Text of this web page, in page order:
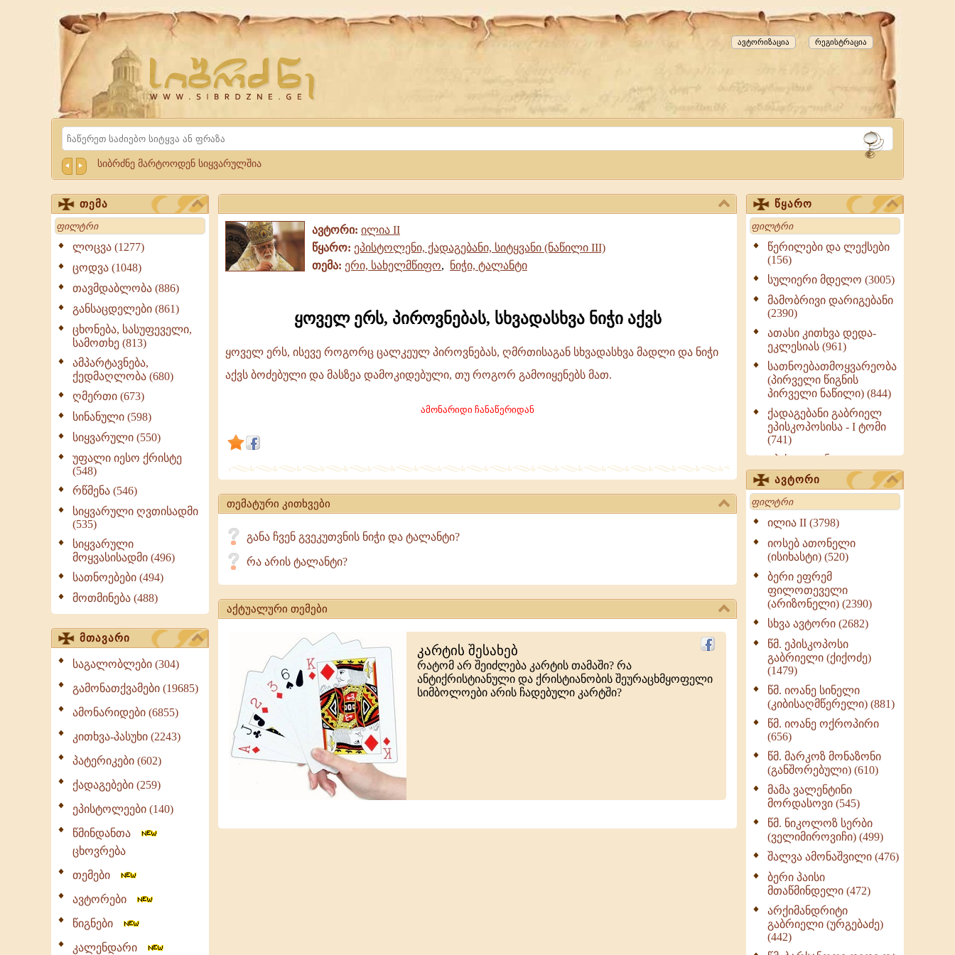
Website
Sibrdzne.ge
რეგისტრაცია
ავტორიზაცია
Search
სიბრძნე მარტოოდენ სიყვარულშია
თემა
Search
ლოცვა (1277)
ცოდვა (1048)
თავმდაბლობა (886)
განსაცდელები (861)
ცხონება, სასუფეველი,
სამოთხე (813)
ამპარტავნება,
ქედმაღლობა (680)
ღმერთი (673)
სინანული (598)
სიყვარული (550)
უფალი იესო ქრისტე
(548)
რწმენა (546)
სიყვარული ღვთისადმი
(535)
სიყვარული
მოყვასისადმი (496)
სათნოებები (494)
მოთმინება (488)
მთავარი
საგალობლები (304)
გამონათქვამები (19685)
ამონარიდები (6855)
კითხვა-პასუხი (2243)
პატერიკები (602)
ქადაგებები (259)
ეპისტოლეები (140)
წმინდანთა
ცხოვრება
თემები
ავტორები
წიგნები
კალენდარი
ავტორი: ილია II
წყარო: ეპისტოლენი, ქადაგებანი, სიტყვანი (ნაწილი III)
თემა: ერი, სახელმწიფო, ნიჭი, ტალანტი
ყოველ ერს, პიროვნებას, სხვადასხვა ნიჭი აქვს
სხვადასხვა
ნიჭი
აქვს
ყოველ ერს, ისევე როგორც ცალკეულ პიროვნებას, ღმრთისაგან სხვადასხვა მადლი და ნიჭი
აქვს ბოძებული და მასზეა დამოკიდებული, თუ როგორ გამოიყენებს მათ.
ამონარიდი ჩანაწერიდან
თემატური კითხვები
განა ჩვენ გვეკუთვნის ნიჭი და ტალანტი?
რა არის ტალანტი?
აქტუალური თემები
კარტის შესახებ
რატომ არ შეიძლება კარტის თამაში? რა
ანტიქრისტიანული და ქრისტიანობის შეურაცხმყოფელი
სიმბოლოები არის ჩადებული კარტში?
წყარო
Search
წერილები და ლექსები
(156)
სულიერი მდელო (3005)
მამობრივი დარიგებანი
(2390)
ათასი კითხვა დედა-
ეკლესიას (961)
სათნოებათმოყვარეობა
(პირველი წიგნის
პირველი ნაწილი) (844)
ქადაგებანი გაბრიელ
ეპისკოპოსისა - I ტომი
(741)
ეპისტოლენი,
ქადაგებანი, სიტყვანი
(ნაწილი III) (723)
მოძღვრის ძალზე
სასარგებლო რჩევები
მრევლისათვის (545)
Wisdomge (514)
ქადაგებანი გაბრიელ
ეპისკოპოსისა - II ტომი
(370)
სულიერი ცხოვრების
სახელმძღვანელო -
ნაწილი II (369)
ღმერთი და ადამიანები
(287)
ბერის დიადემა (278)
მონაზვნური
გამოცდილების
ოთხი ასეული თავი
სიყვარულის შესახებ
(259)
ავტორი
Search
ილია II (3798)
იოსებ ათონელი
(ისიხასტი) (520)
ბერი ეფრემ
ფილოთეველი
(არიზონელი) (2390)
სხვა ავტორი (2682)
წმ. ეპისკოპოსი
გაბრიელი (ქიქოძე)
(1479)
წმ. იოანე სინელი
(კიბისაღმწერელი) (881)
წმ. იოანე ოქროპირი
(656)
წმ. მარკოზ მონაზონი
(განშორებული) (610)
მამა ვალენტინი
მორდასოვი (545)
წმ. ნიკოლოზ სერბი
(ველიმიროვიჩი) (499)
შალვა ამონაშვილი (476)
ბერი პაისი
მთაწმინდელი (472)
არქიმანდრიტი
გაბრიელი (ურგებაძე)
(442)